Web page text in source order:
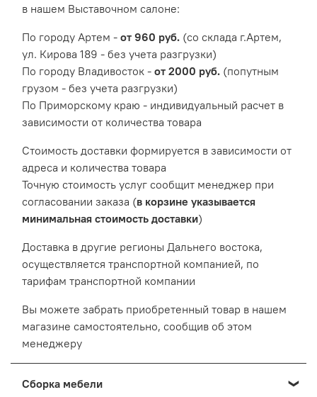
в нашем Выставочном салоне:
По городу Артем - от 960 руб. (со склада г.Артем,
ул. Кирова 189 - без учета разгрузки)
По городу Владивосток - от 2000 руб. (попутным
грузом - без учета разгрузки)
По Приморскому краю - индивидуальный расчет в
зависимости от количества товара
Cтоимость доставки формируется в зависимости от
адреса и количества товара
Точную стоимость услуг сообщит менеджер при
согласовании заказа (в корзине указывается
минимальная стоимость доставки)
Доставка в другие регионы Дальнего востока,
осуществляется транспортной компанией, по
тарифам транспортной компании
Вы можете забрать приобретенный товар в нашем
магазине самостоятельно, сообщив об этом
менеджеру
Сборка мебели